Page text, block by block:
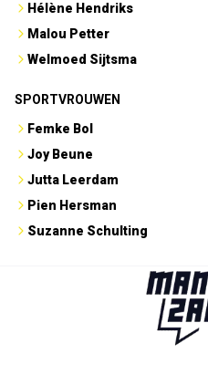
Hélène Hendriks
Malou Petter
Welmoed Sijtsma
SPORTVROUWEN
Femke Bol
Joy Beune
Jutta Leerdam
Pien Hersman
Suzanne Schulting